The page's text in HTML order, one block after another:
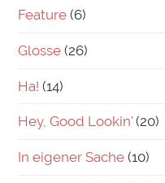
Feature (6)
Glosse (26)
Ha! (14)
Hey, Good Lookin'(20)
In eigener Sache (10)